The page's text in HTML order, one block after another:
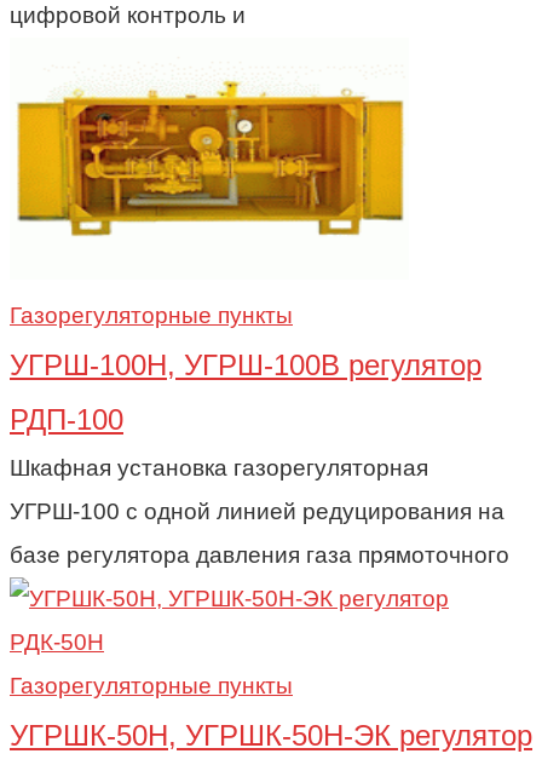
цифровой контроль и
Газорегуляторные пункты
УГРШ-100Н, УГРШ-100В регулятор
РДП-100
Шкафная установка газорегуляторная
УГРШ-100 с одной линией редуцирования на
базе регулятора давления газа прямоточного
Газорегуляторные пункты
УГРШК-50Н, УГРШК-50Н-ЭК регулятор